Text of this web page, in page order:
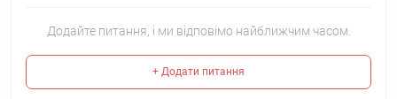
Додайте питання, і ми відповімо найближчим часом.
+ Додати питання